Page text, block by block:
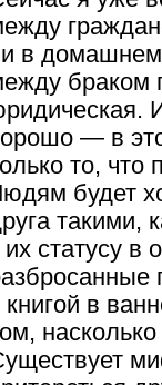
в домашнем
браком
— в
то, что
будет
такими,
их статусу
книгой в